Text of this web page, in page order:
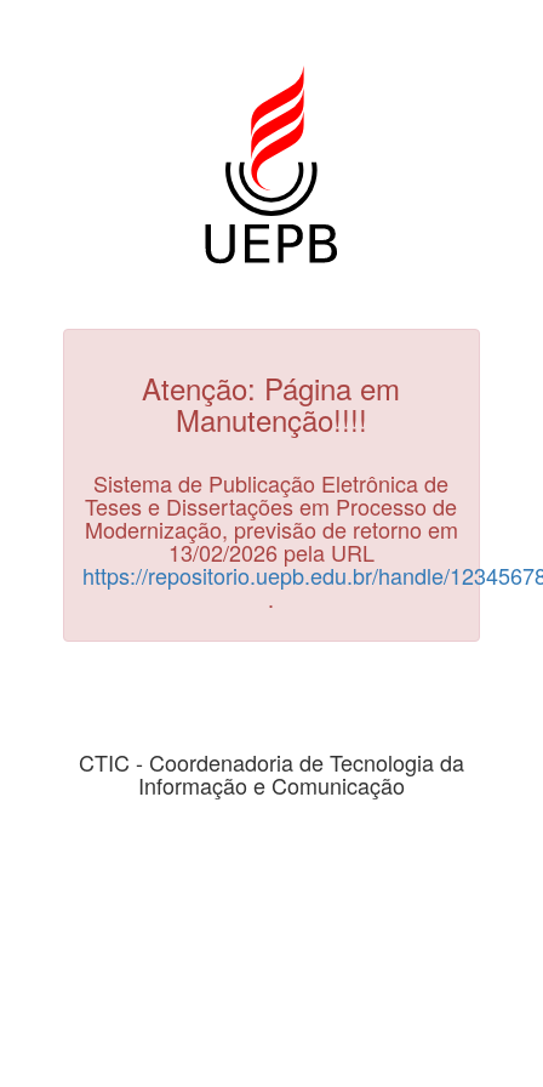
Atenção: Página em
Manutenção!!!!
Sistema de Publicação Eletrônica de
Teses e Dissertações em Processo de
Modernização, previsão de retorno em
13/02/2026 pela URL
https://repositorio.uepb.edu.br/handle/
.
CTIC - Coordenadoria de Tecnologia da
Informação e Comunicação